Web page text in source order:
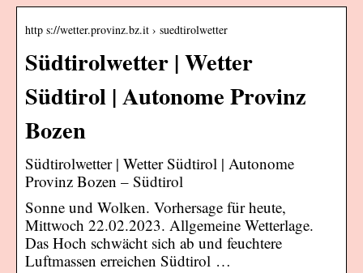
http s://wetter.provinz.bz.it › suedtirolwetter
Südtirolwetter | Wetter
Südtirol | Autonome Provinz
Bozen
Südtirolwetter | Wetter Südtirol | Autonome
Provinz Bozen – Südtirol
Sonne und Wolken. Vorhersage für heute,
Mittwoch 22.02.2023. Allgemeine Wetterlage.
Das Hoch schwächt sich ab und feuchtere
Luftmassen erreichen Südtirol …